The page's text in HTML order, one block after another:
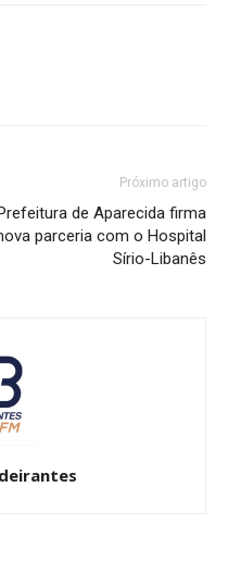
Próximo artigo
Prefeitura de Aparecida firma
parceria com o Hospital
Sírio-Libanês